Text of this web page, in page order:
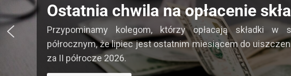
Ostatnia chwila na opłacenie
Przypominamy kolegom, którzy opłacają składki w
półrocznym, że lipiec jest ostatnim miesiącem do
za II półrocze 2026.